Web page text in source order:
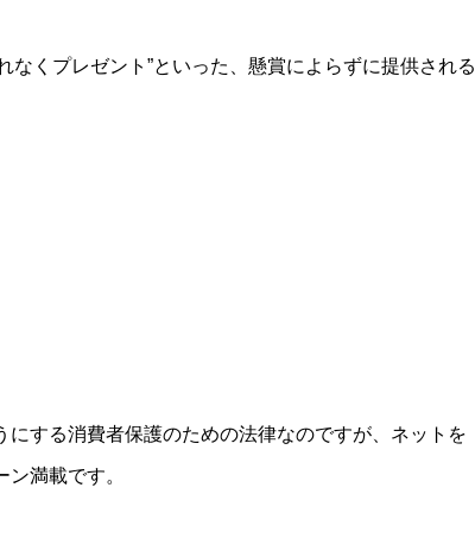
なくプレゼント”といった、懸賞によらずに提供される
する消費者保護のための法律なのですが、ネットを
満載です。